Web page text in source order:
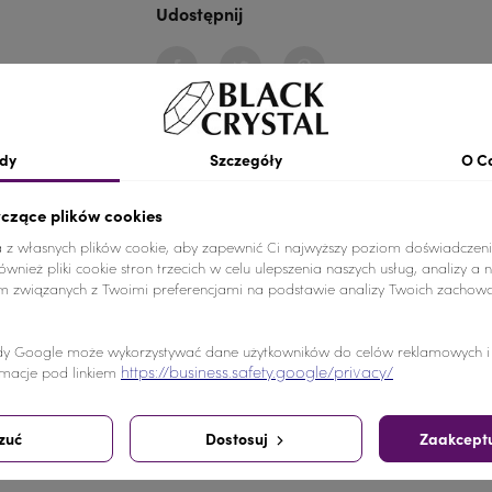
Udostępnij
UdostępnijTweetujPinterest
w atrakcyjnych cenach. Kamienie można przykleić lub
powłoki (w czystym bazowym kolorze). Kamienie
ten produkt kupili również:
Szczegóły O
plików cookies
z własnych plików cookie, aby zapewnić Ci najwyższy poziom
pliki cookie stron trzecich w celu ulepszenia naszych usług, analizy a
związanych z Twoimi preferencjami na podstawie analizy Twoich
Google może wykorzystywać dane użytkowników do celów reklamowych i
pod linkiem https://business.safety.google/privacy/
Dostosuj